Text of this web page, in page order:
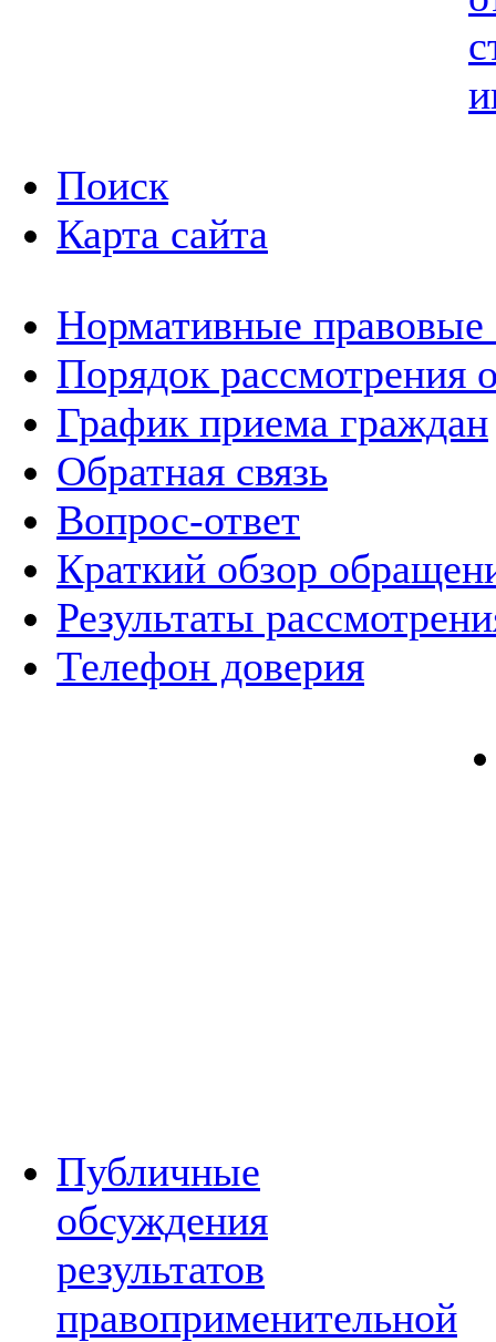
Поиск
Карта сайта
Нормативные правовые
Порядок рассмотрения
График приема граждан
Обратная связь
Вопрос-ответ
Краткий обзор
Результаты
Телефон доверия
Публичные
обсуждения
результатов
правоприменительной